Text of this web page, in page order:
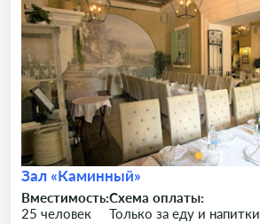
Зал «Каминный»
Вместимость:
25 человек
Схема оплаты:
Только за еду и напитки